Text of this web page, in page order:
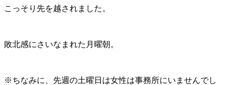
こっそり先を越されました。
敗北感にさいなまれた月曜朝。
※ちなみに、先週の土曜日は女性は事務所にいませんでし